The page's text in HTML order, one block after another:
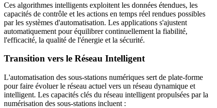
Ces algorithmes intelligents exploitent les données étendues, les
capacités de contrôle et les actions en temps réel rendues possibles
par les systèmes d'automatisation. Les applications s'ajustent
automatiquement pour équilibrer continuellement la fiabilité,
l'efficacité, la qualité de l'énergie et la sécurité.
Transition vers le Réseau Intelligent
L'automatisation des sous-stations numériques sert de plate-forme
pour faire évoluer le réseau actuel vers un réseau dynamique et
intelligent. Les capacités clés du réseau intelligent propulsées par la
numérisation des sous-stations incluent :